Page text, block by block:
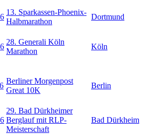
13. Sparkassen-Phoenix-
Halbmarathon
Dortmund
28. Generali Köln
Marathon
Köln
Berliner Morgenpost
Great 10K
Berlin
29. Bad Dürkheimer
Berglauf mit RLP-
Meisterschaft
Bad Dürkheim